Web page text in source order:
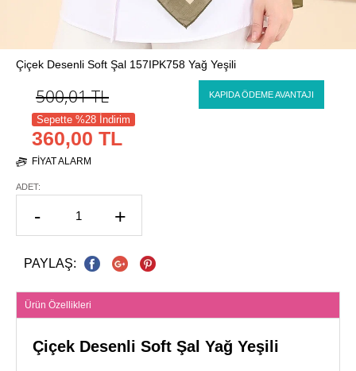
Çiçek Desenli Soft Şal 157IPK758 Yağ Yeşili
500,01TL KAPIDA ÖDEME AVANTAJI
Sepette %28 İndirim
360,00 TL
FIYAT ALARM
ADET:
- +
PAYLAŞ:
Ürün Özellikleri
Çiçek Desenli Soft Şal Yağ Yeşili